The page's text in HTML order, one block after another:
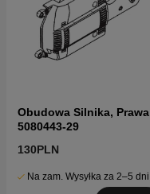
Obudowa Silnika, Prawa
5080443-29
130PLN
Na zam. Wysyłka za 2–5 dni